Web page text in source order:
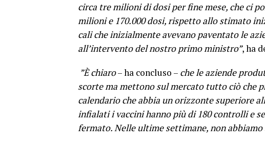
circa tre milioni di dosi per fine mese, che ci
milioni e 170.000 dosi, rispetto allo stimato
cali che inizialmente avevano paventato le
all’intervento del nostro primo ministro”, ha
”È chiaro– ha concluso – che le aziende
scorte ma mettono sul mercato tutto ciò che
calendario che abbia un orizzonte superiore
infialati i vaccini hanno più di 180 controlli e
fermato. Nelle ultime settimane, non